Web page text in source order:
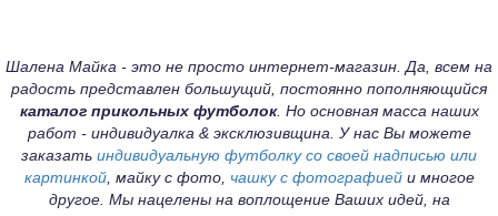
Шалена Майка - это не просто интернет-магазин. Да, всем на
радость представлен большущий, постоянно пополняющийся
каталог прикольных футболок. Но основная масса наших
работ - индивидуалка & эксклюзивщина. У нас Вы можете
заказать индивидуальную футболку со своей надписью или
картинкой, майку с фото, чашку с фотографиейи многое
другое. Мы нацелены на воплощение Ваших идей, на